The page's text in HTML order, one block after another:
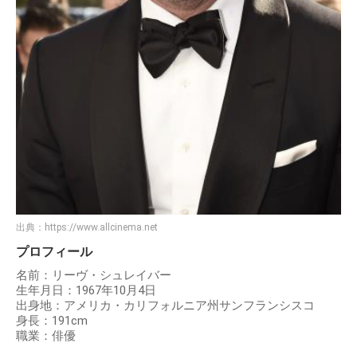
出典： https://www.allcinema.net
プロフィール
名前：リーヴ・シュレイバー
生年月日：1967年10月4日
出身地：アメリカ・カリフォルニア州サンフランシスコ
身長：191cm
職業：俳優